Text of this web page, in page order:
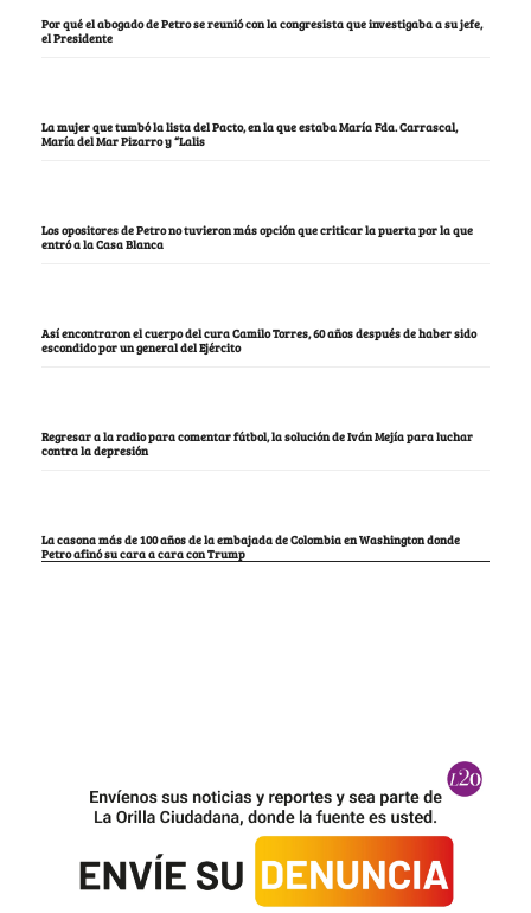
Por qué el abogado de Petro se reunió con la congresista que investigaba a su jefe,
el Presidente
La mujer que tumbó la lista del Pacto, en la que estaba María Fda. Carrascal,
María del Mar Pizarro y “Lalis
Los opositores de Petro no tuvieron más opción que criticar la puerta por la que
entró a la Casa Blanca
Así encontraron el cuerpo del cura Camilo Torres, 60 años después de haber sido
escondido por un general del Ejército
Regresar a la radio para comentar fútbol, la solución de Iván Mejía para luchar
contra la depresión
La casona más de 100 años de la embajada de Colombia en Washington donde
Petro afinó su cara a cara con Trump